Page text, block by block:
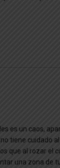
es un caos,
tiene cuidado
que al rozar el
una zona de